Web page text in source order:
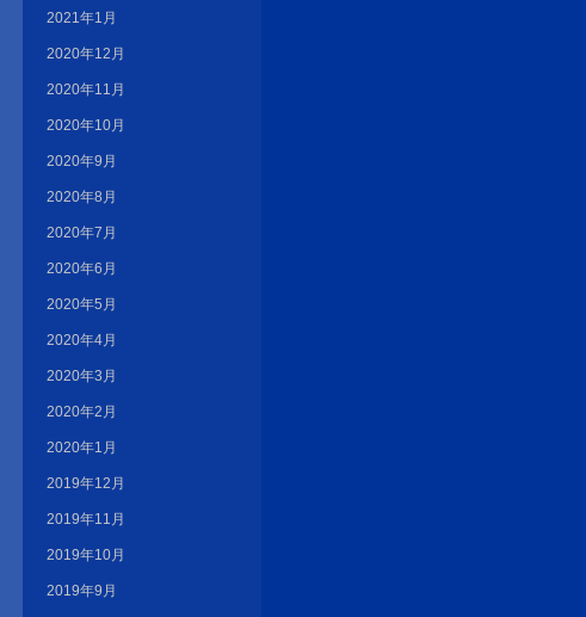
2021年1月
2020年12月
2020年11月
2020年10月
2020年9月
2020年8月
2020年7月
2020年6月
2020年5月
2020年4月
2020年3月
2020年2月
2020年1月
2019年12月
2019年11月
2019年10月
2019年9月